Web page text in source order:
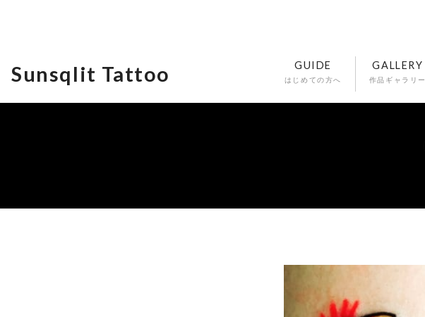
Sunsqlit Tattoo GUIDE
はじめての方へ
GALLERY
作品ギャラリー